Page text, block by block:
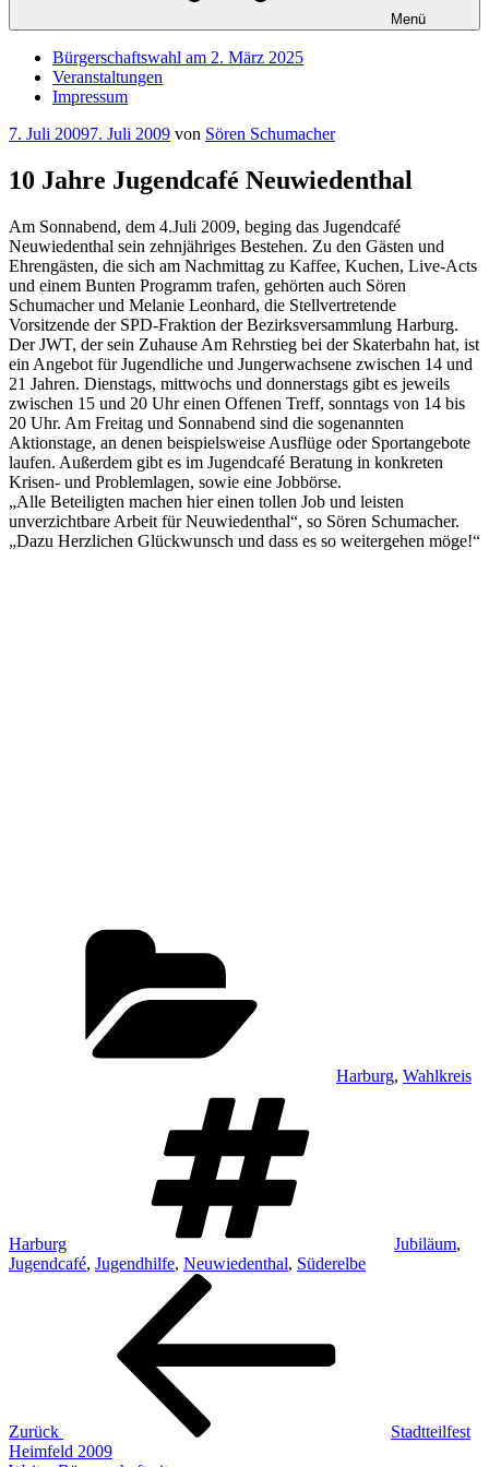
Menü
Bürgerschaftswahl am 2. März 2025
Veranstaltungen
Impressum
Veröffentlicht
7. Juli 20097. Juli 2009 von Sören Schumacher
10 Jahre Jugendcafé Neuwiedenthal
Am Sonnabend, dem 4.Juli 2009, beging das Jugendcafé
Neuwiedenthal sein zehnjähriges Bestehen. Zu den Gästen und
Ehrengästen, die sich am Nachmittag zu Kaffee, Kuchen, Live-Acts
und einem Bunten Programm trafen, gehörten auch Sören
Schumacher und Melanie Leonhard, die Stellvertretende
Vorsitzende der SPD-Fraktion der Bezirksversammlung Harburg.
Der JWT, der sein Zuhause Am Rehrstieg bei der Skaterbahn hat, ist
ein Angebot für Jugendliche und Jungerwachsene zwischen 14 und
21 Jahren. Dienstags, mittwochs und donnerstags gibt es jeweils
zwischen 15 und 20 Uhr einen Offenen Treff, sonntags von 14 bis
20 Uhr. Am Freitag und Sonnabend sind die sogenannten
Aktionstage, an denen beispielsweise Ausflüge oder Sportangebote
laufen. Außerdem gibt es im Jugendcafé Beratung in konkreten
Krisen- und Problemlagen, sowie eine Jobbörse.
„Alle Beteiligten machen hier einen tollen Job und leisten
unverzichtbare Arbeit für Neuwiedenthal“, so Sören Schumacher.
„Dazu Herzlichen Glückwunsch und dass es so weitergehen möge!“
Harburg, Wahlkreis
Harburg Jubiläum,
Jugendcafé, Jugendhilfe, Neuwiedenthal, Süderelbe
Beitragsnavigation
Zurück
Stadtteilfest
Heimfeld 2009